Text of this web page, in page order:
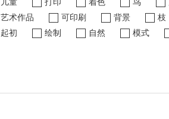
儿童 打印 着色 鸟
艺术作品 可印刷 背景
枝
起初 绘制 自然 模式